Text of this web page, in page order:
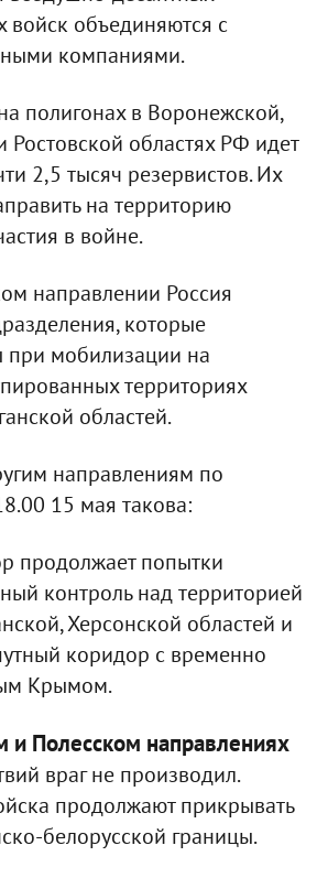
войск объединяются с
компаниями.
полигонах в Воронежской,
Ростовской областях РФ идет
2,5 тысяч резервистов. Их
на территорию
в войне.
направлении Россия
которые
мобилизации на
территориях
областей.
направлениям по
15 мая такова:
продолжает попытки
контроль над территорией
Херсонской областей и
коридор с временно
Крымом.
и Полесском направлениях
враг не производил.
продолжают прикрывать
белорусской границы.